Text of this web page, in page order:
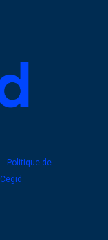
Politique de